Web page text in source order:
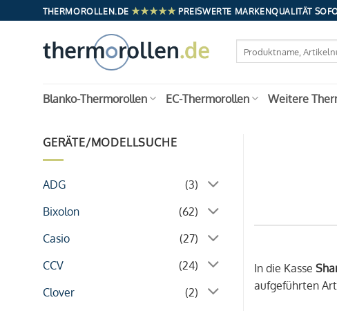
Inhalt
THERMOROLLEN.DE ★★★★★ PREISWERTE MARKENQUALITÄT
nach:
Blanko-Thermorollen EC-Thermorollen Weitere
GERÄTE/MODELLSUCHE
ADG
(3)
Bixolon
(62)
Casio
(27)
CCV
(24)
Clover
(2)
In die Kasse
aufgeführten